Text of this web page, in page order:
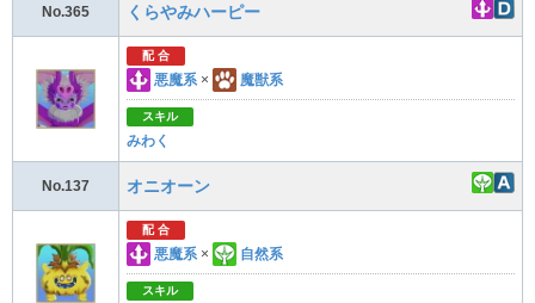
No.365 くらやみハーピー
配 合
悪魔系 × 魔獣系
スキル
みわく
No.137 オニオーン
配 合
悪魔系 × 自然系
スキル